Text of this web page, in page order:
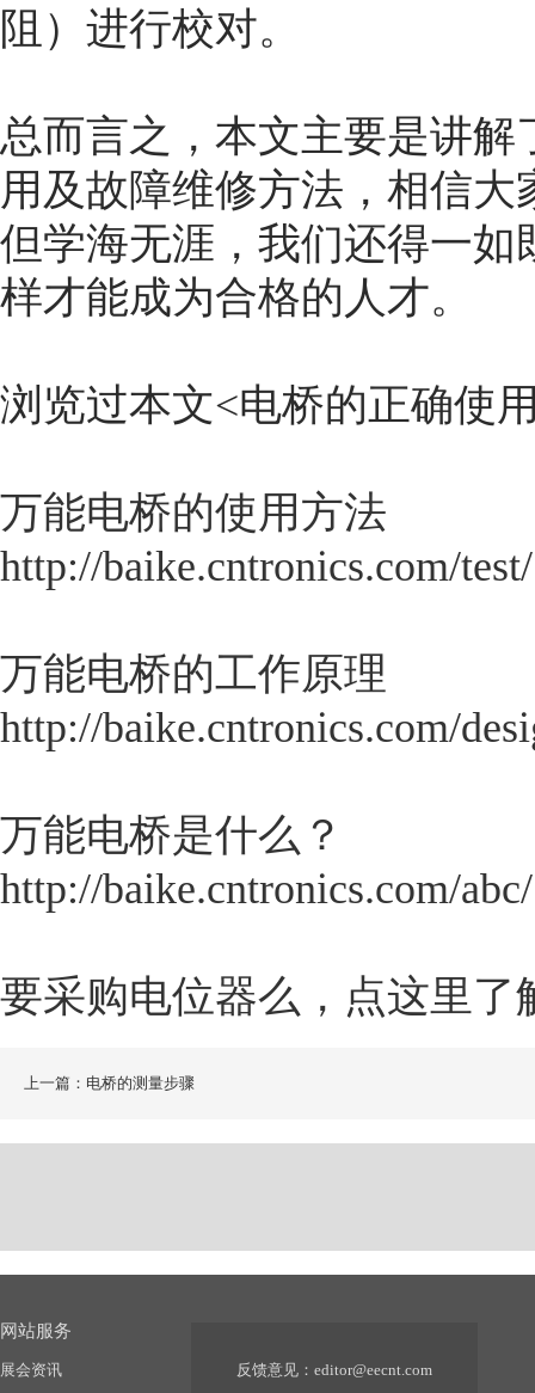
阻）进行校对。
总而言之，本文主要是讲解
用及故障维修方法，相信
但学海无涯，我们还得一
样才能成为合格的人才。
浏览过本文<电桥的正确使
万能电桥的使用方法
http://baike.cntronics.com/
万能电桥的工作原理
http://baike.cntronics.com/
万能电桥是什么？
http://baike.cntronics.com/
要采购电位器么，点这里了
上一篇：电桥的测量步骤
网站服务
展会资讯 反馈意见： editor@eecnt.com